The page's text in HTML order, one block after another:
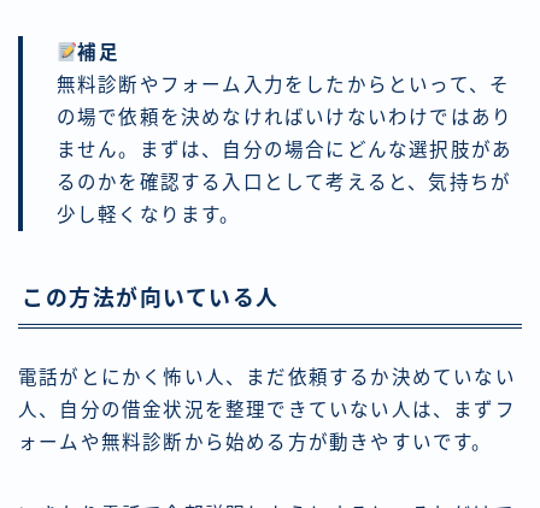
補足
無料診断やフォーム入力をしたからといって、そ
の場で依頼を決めなければいけないわけではあり
ません。まずは、自分の場合にどんな選択肢があ
るのかを確認する入口として考えると、気持ちが
少し軽くなります。
この方法が向いている人
電話がとにかく怖い人、まだ依頼するか決めていない
人、自分の借金状況を整理できていない人は、まずフ
ォームや無料診断から始める方が動きやすいです。